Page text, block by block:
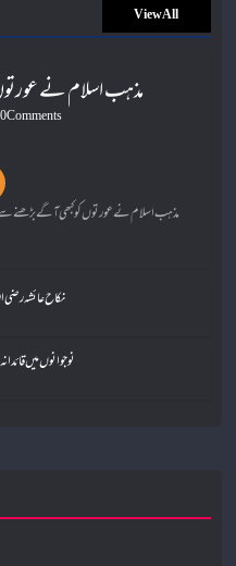
View All
مذہب اسلام نے
0 Comments
نکاح عائشہ رضی
نوجوانوں میں